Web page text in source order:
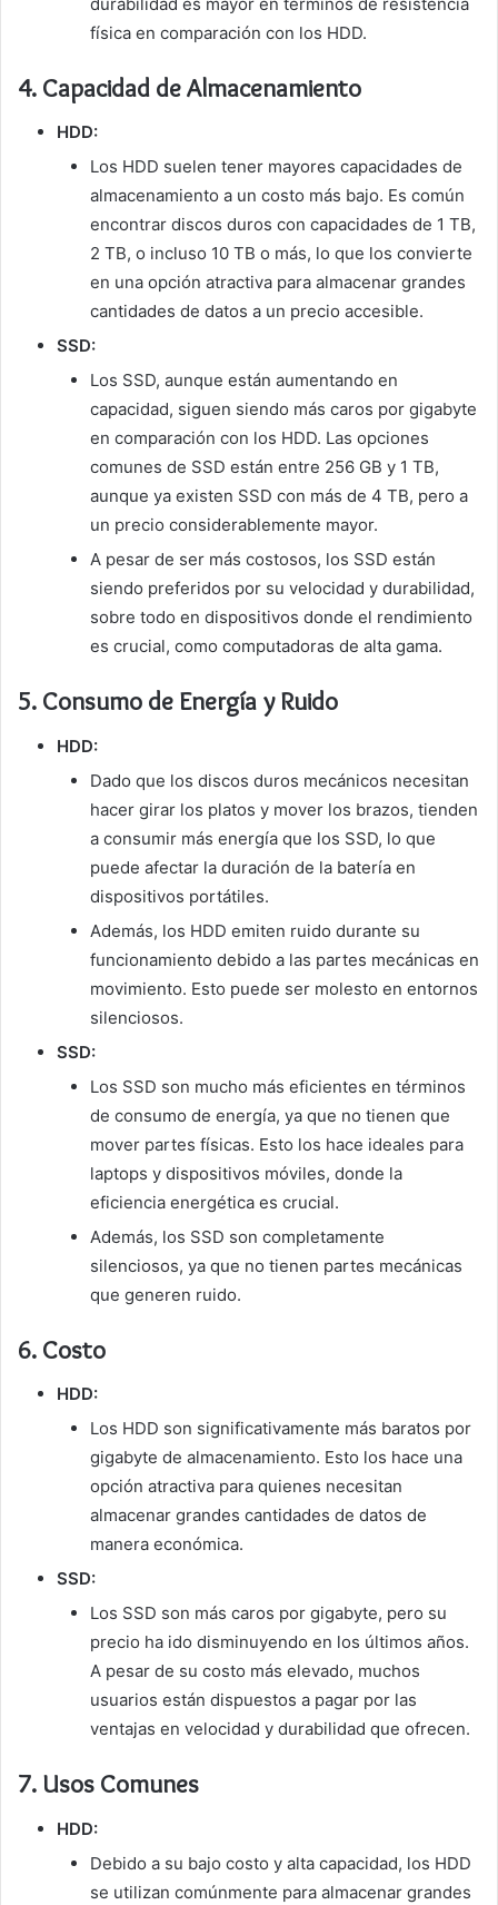
física en comparación con los HDD.
4. Capacidad de Almacenamiento
HDD:
Los HDD suelen tener mayores capacidades de
almacenamiento a un costo más bajo. Es común
encontrar discos duros con capacidades de 1 TB,
2 TB, o incluso 10 TB o más, lo que los convierte
en una opción atractiva para almacenar grandes
cantidades de datos a un precio accesible.
SSD:
Los SSD, aunque están aumentando en
capacidad, siguen siendo más caros por gigabyte
en comparación con los HDD. Las opciones
comunes de SSD están entre 256 GB y 1 TB,
aunque ya existen SSD con más de 4 TB, pero a
un precio considerablemente mayor.
A pesar de ser más costosos, los SSD están
siendo preferidos por su velocidad y durabilidad,
sobre todo en dispositivos donde el rendimiento
es crucial, como computadoras de alta gama.
5. Consumo de Energía y Ruido
HDD:
Dado que los discos duros mecánicos necesitan
hacer girar los platos y mover los brazos, tienden
a consumir más energía que los SSD, lo que
puede afectar la duración de la batería en
dispositivos portátiles.
Además, los HDD emiten ruido durante su
funcionamiento debido a las partes mecánicas en
movimiento. Esto puede ser molesto en entornos
silenciosos.
SSD:
Los SSD son mucho más eficientes en términos
de consumo de energía, ya que no tienen que
mover partes físicas. Esto los hace ideales para
laptops y dispositivos móviles, donde la
eficiencia energética es crucial.
Además, los SSD son completamente
silenciosos, ya que no tienen partes mecánicas
que generen ruido.
6. Costo
HDD:
Los HDD son significativamente más baratos por
gigabyte de almacenamiento. Esto los hace una
opción atractiva para quienes necesitan
almacenar grandes cantidades de datos de
manera económica.
SSD:
Los SSD son más caros por gigabyte, pero su
precio ha ido disminuyendo en los últimos años.
A pesar de su costo más elevado, muchos
usuarios están dispuestos a pagar por las
ventajas en velocidad y durabilidad que ofrecen.
7. Usos Comunes
HDD:
Debido a su bajo costo y alta capacidad, los HDD
se utilizan comúnmente para almacenar grandes